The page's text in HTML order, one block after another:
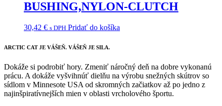
BUSHING,NYLON-CLUTCH
30,42 € s DPH Pridať do košíka
ARCTIC CATJE VÁŠEŇ. VÁŠEŇ JE SILA.
Dokáže si podrobiť hory. Zmeniť náročný deň na dobre vykonanú
prácu. A dokáže vyšvihnúť dielňu na výrobu snežných skútrov so
sídlom v Minnesote USA od skromných začiatkov až po jedno z
najinšpiratívnejších mien v oblasti vrcholového športu.